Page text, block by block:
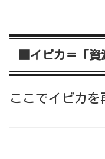
■イビカ＝「資
ここでイビカを